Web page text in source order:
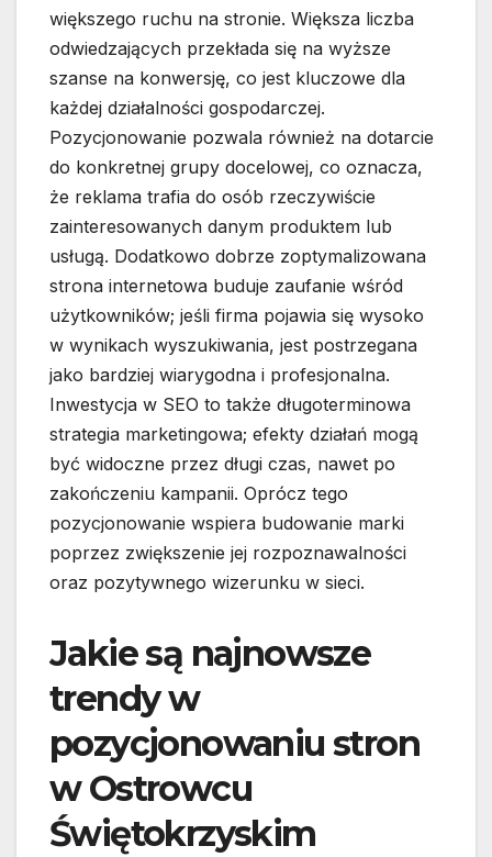
większego ruchu na stronie. Większa liczba
odwiedzających przekłada się na wyższe
szanse na konwersję, co jest kluczowe dla
każdej działalności gospodarczej.
Pozycjonowanie pozwala również na dotarcie
do konkretnej grupy docelowej, co oznacza,
że reklama trafia do osób rzeczywiście
zainteresowanych danym produktem lub
usługą. Dodatkowo dobrze zoptymalizowana
strona internetowa buduje zaufanie wśród
użytkowników; jeśli firma pojawia się wysoko
w wynikach wyszukiwania, jest postrzegana
jako bardziej wiarygodna i profesjonalna.
Inwestycja w SEO to także długoterminowa
strategia marketingowa; efekty działań mogą
być widoczne przez długi czas, nawet po
zakończeniu kampanii. Oprócz tego
pozycjonowanie wspiera budowanie marki
poprzez zwiększenie jej rozpoznawalności
oraz pozytywnego wizerunku w sieci.
Jakie są najnowsze
trendy w
pozycjonowaniu stron
w Ostrowcu
Świętokrzyskim